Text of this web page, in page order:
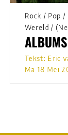
Rock / Pop /
Wereld /
Tekst: Eric
Ma 18 Mei